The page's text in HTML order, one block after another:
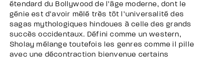
étendard du Bollywood de l’âge moderne, dont le
génie est d’avoir mêlé très tôt l’universalité des
sagas mythologiques hindoues à celle des grands
succès occidentaux. Défini comme un western,
Sholay mélange toutefois les genres comme il pille
avec une décontraction bienvenue certains